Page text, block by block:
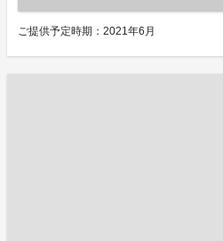
ご提供予定時期：2021年6月